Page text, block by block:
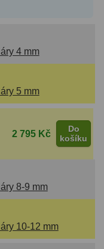
4 mm
5 mm
2 795 Kč
Do
košíku
8-9 mm
10-12 mm